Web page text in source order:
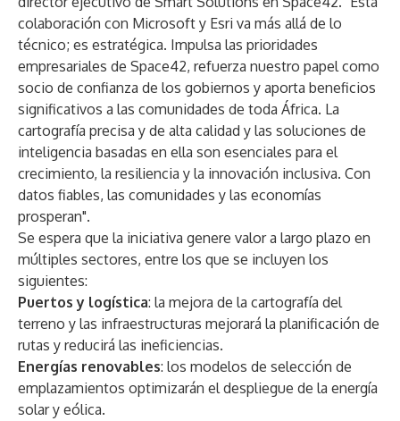
colaboración con Microsoft y Esri va más allá de lo
técnico; es estratégica. Impulsa las prioridades
empresariales de Space42, refuerza nuestro papel como
socio de confianza de los gobiernos y aporta beneficios
significativos a las comunidades de toda África. La
cartografía precisa y de alta calidad y las soluciones de
inteligencia basadas en ella son esenciales para el
crecimiento, la resiliencia y la innovación inclusiva. Con
datos fiables, las comunidades y las economías
prosperan".
Se espera que la iniciativa genere valor a largo plazo en
múltiples sectores, entre los que se incluyen los
siguientes:
Puertos y logística: la mejora de la cartografía del
terreno y las infraestructuras mejorará la planificación de
rutas y reducirá las ineficiencias.
Energías renovables: los modelos de selección de
emplazamientos optimizarán el despliegue de la energía
solar y eólica.